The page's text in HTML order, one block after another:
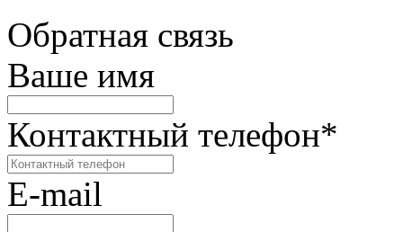
Обратная связь
Ваше имя
Контактный телефон*
E-mail